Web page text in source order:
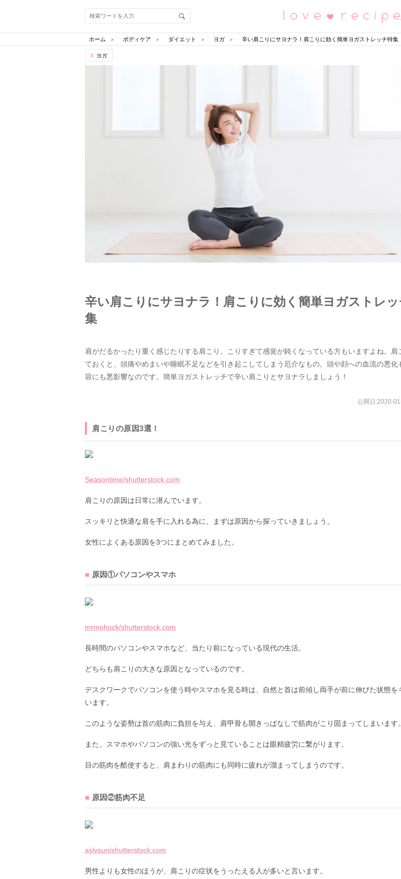
ホーム ボディケア ダイエット ヨガ 辛い肩こりにサヨナラ！肩こりに効く簡単ヨガストレッチ特集
ヨガ
辛い肩こりにサヨナラ！肩こりに効く簡単ヨガストレ
集
肩がだるかったり重く感じたりする肩こり。こりすぎて感覚が鈍くなっている方もいますよね。肩
ておくと、頭痛やめまいや睡眠不足などを引き起こしてしまう厄介なもの。頭や顔への血流の悪化
容にも悪影響なのです。簡単ヨガストレッチで辛い肩こりとサヨナラしましょう！
公開日:2020-
肩こりの原因3選！
Seasontime/shutterstock.com
肩こりの原因は日常に潜んでいます。
スッキリと快適な肩を手に入れる為に、まずは原因から探っていきましょう。
女性によくある原因を3つにまとめてみました。
原因①パソコンやスマホ
mrmohock/shutterstock.com
長時間のパソコンやスマホなど、当たり前になっている現代の生活。
どちらも肩こりの大きな原因となっているのです。
デスクワークでパソコンを使う時やスマホを見る時は、自然と首は前傾し両手が前に伸びた状態を
います。
このような姿勢は首の筋肉に負担を与え、肩甲骨も開きっぱなしで筋肉がこり固まってしまいます。
また、スマホやパソコンの強い光をずっと見ていることは眼精疲労に繋がります。
目の筋肉を酷使すると、肩まわりの筋肉にも同時に疲れが溜まってしまうのです。
原因②筋肉不足
aslysun/shutterstock.com
男性よりも女性のほうが、肩こりの症状をうったえる人が多いと言います。